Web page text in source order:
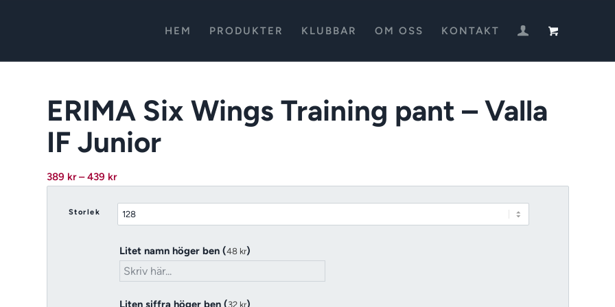
HEM PRODUKTER KLUBBAR OM OSS KONTAKT
ERIMA Six Wings Training pant – Valla
IF Junior
389 kr – 439 krPrisintervall:
till
439 kr
Storlek
Litet namn höger ben (48 kr)
Liten siffra höger ben (32 kr)